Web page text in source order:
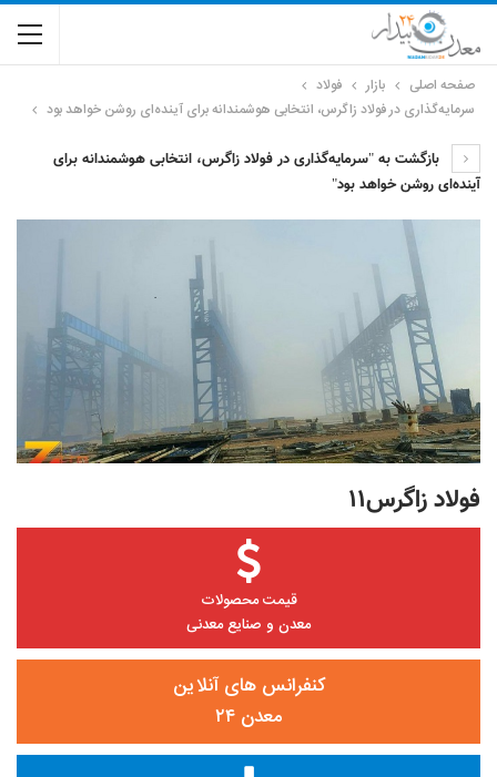
صفحه اصلی بازار
فولاد
سرمایه‌گذاری در فولاد زاگرس، انتخابی هوشمندانه برای آینده‌ای روشن خواهد بود
بازگشت به "سرمایه‌گذاری در فولاد زاگرس، انتخابی هوشمندانه برای
آینده‌ای روشن خواهد بود"
فولاد زاگرس۱۱
قیمت محصولات
معدن و صنایع معدنی
کنفرانس های آنلاین
معدن ۲۴